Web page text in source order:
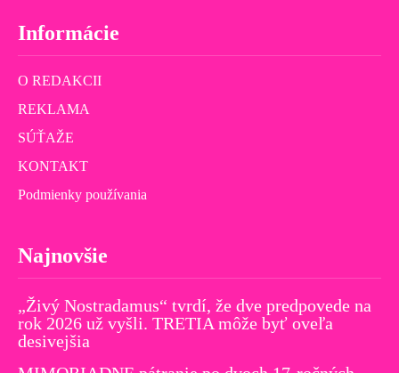
Informácie
O REDAKCII
REKLAMA
SÚŤAŽE
KONTAKT
Podmienky používania
Najnovšie
„Živý Nostradamus“ tvrdí, že dve predpovede na
rok 2026 už vyšli. TRETIA môže byť oveľa
desivejšia